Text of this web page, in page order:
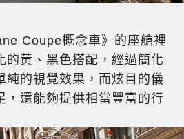
Coupe概念車》的座艙裡
的黃、黑色搭配，經過簡化
純的視覺效果，而炫目的儀
，還能夠提供相當豐富的行